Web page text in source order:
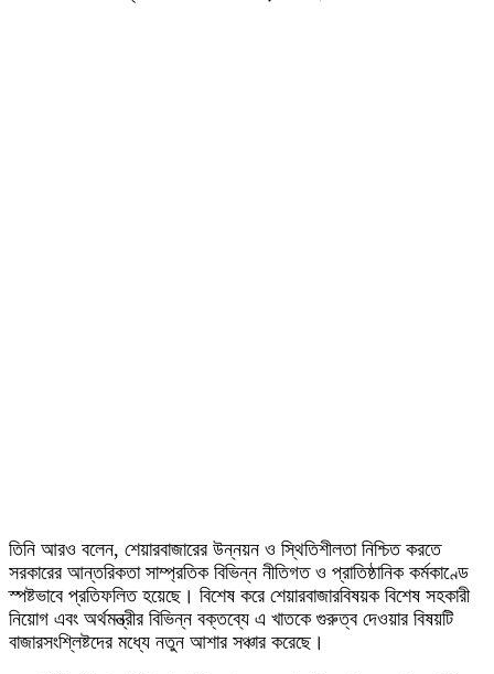
তিনি আরও বলেন, শেয়ারবাজারের উন্নয়ন ও স্থিতিশীলতা নিশ্চিত করতে
সরকারের আন্তরিকতা সাম্প্রতিক বিভিন্ন নীতিগত ও প্রাতিষ্ঠানিক কর্মকাণ্ডে
স্পষ্টভাবে প্রতিফলিত হয়েছে। বিশেষ করে শেয়ারবাজারবিষয়ক বিশেষ সহকারী
নিয়োগ এবং অর্থমন্ত্রীর বিভিন্ন বক্তব্যে এ খাতকে গুরুত্ব দেওয়ার বিষয়টি
বাজারসংশ্লিষ্টদের মধ্যে নতুন আশার সঞ্চার করেছে।